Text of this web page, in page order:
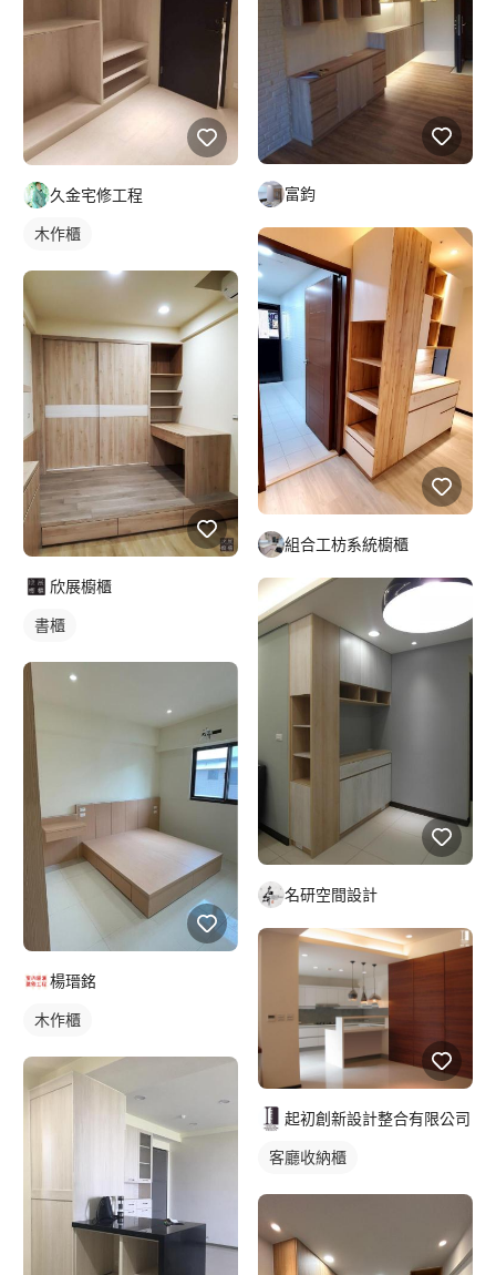
久金宅修工程
木作櫃
欣展櫥櫃
書櫃
楊瑨銘
木作櫃
富鈞
組合工枋系統櫥櫃
名研空間設計
起初創新設計整合有限公司
客廳收納櫃